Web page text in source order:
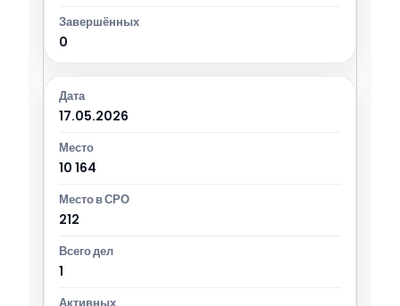
0
17.05.2026
10 164
212
1